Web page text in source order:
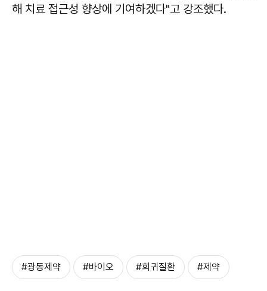
해 치료 접근성 향상에 기여하겠다"고 강조했다.
#광동제약 #바이오 #희귀질환 #제약